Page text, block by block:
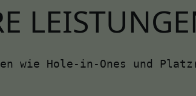
wie Hole-in-Ones und